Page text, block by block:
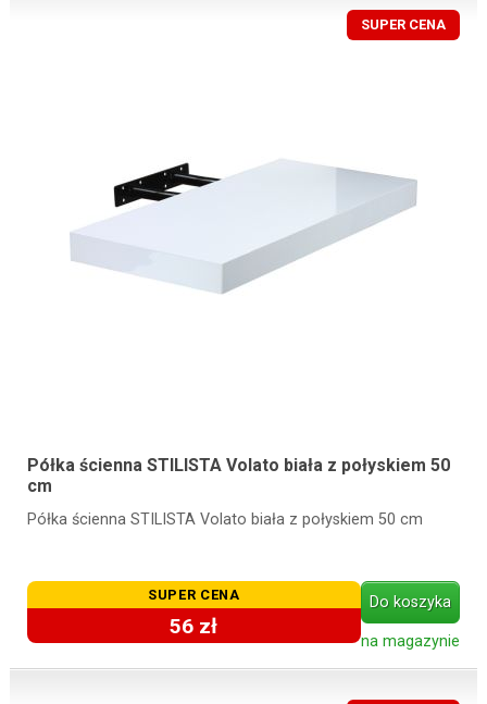
SUPER CENA
Półka ścienna STILISTA Volato biała z połyskiem 50
cm
Półka ścienna STILISTA Volato biała z połyskiem 50 cm
SUPER CENA
56 zł
Do koszyka
na magazynie